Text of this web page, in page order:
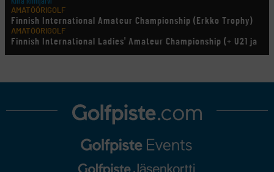
Kiira Riihijärvi
AMATÖÖRIGOLF
Finnish International Amateur Championship (Erkko Trophy)
AMATÖÖRIGOLF
Finnish International Ladies' Amateur Championship (+ U21 ja
U18/FJT/Aulanko)
LEGENDS TOUR
U.S. Women's Amateur Championship
English Boys' (U14) Open Amateur Stroke Play Championship
Eeli Krankka, Lionel Mutikainen
Kivitippu Classic Invitational 2026